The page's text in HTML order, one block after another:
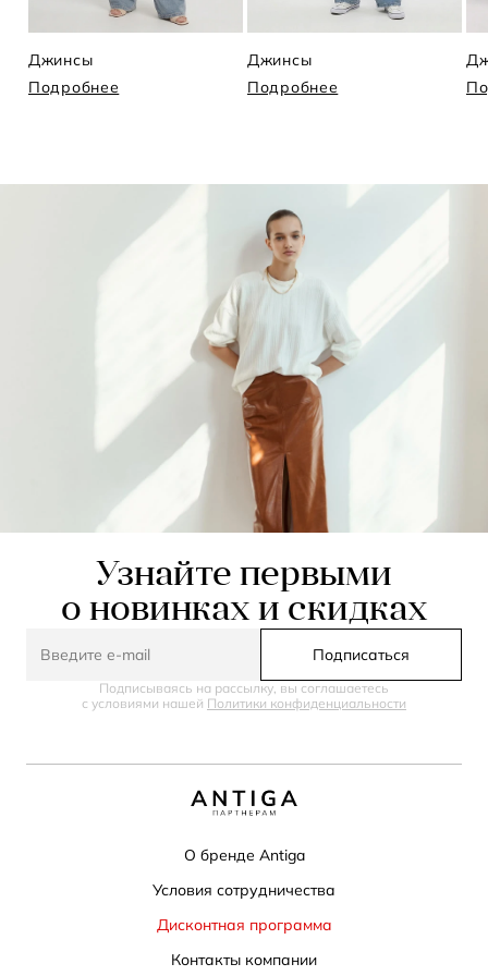
Джинсы
Подробнее
Джинсы
Подробнее
Узнайте первыми
о новинках и скидках
Подписаться
Подписываясь на рассылку, вы соглашаетесь
с условиями нашей Политики конфиденциальности
О бренде Antiga
Условия сотрудничества
Дисконтная программа
Контакты компании